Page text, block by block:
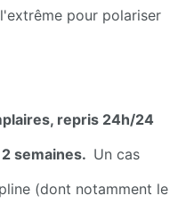
pour polariser
repris 24h/24
semaines. Un cas
(dont notamment le